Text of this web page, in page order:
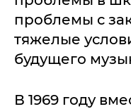
проблемы с
тяжелые
будущего
В 1969 году